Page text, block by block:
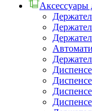
Аксессуары